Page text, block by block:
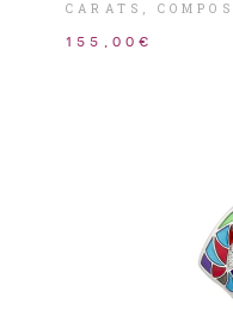
CARATS,
D’UN DIAMANT
155,00€